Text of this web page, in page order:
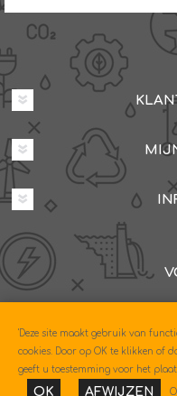
'Deze site maakt gebruik van
cookies. Door op OK te klikken of
geeft u toestemming voor het
OK AFWIJZEN